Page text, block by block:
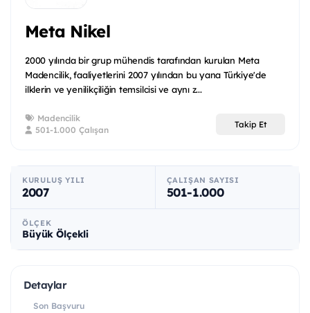
Meta Nikel
2000 yılında bir grup mühendis tarafından kurulan Meta
Madencilik, faaliyetlerini 2007 yılından bu yana Türkiye'de
ilklerin ve yenilikçiliğin temsilcisi ve aynı z...
Madencilik
501-1.000 Çalışan
Takip Et
KURULUŞ YILI
2007
ÇALIŞAN SAYISI
501-1.000
ÖLÇEK
Büyük Ölçekli
Detaylar
Son Başvuru